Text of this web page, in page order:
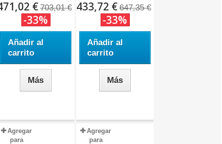
€ 703,01 €
-33%
Añadir al
carrito
Más
Agregar
para
433,72 € 647,35 €
-33%
Añadir al
carrito
Más
Agregar
para